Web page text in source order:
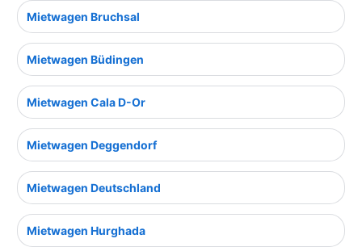
Mietwagen Bruchsal
Mietwagen Büdingen
Mietwagen Cala D-Or
Mietwagen Deggendorf
Mietwagen Deutschland
Mietwagen Hurghada